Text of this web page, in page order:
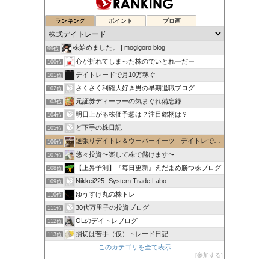
ランキング ポイント ブロ画
99位 株始めました。 | mogigoro blog
100位 心が折れてしまった株のでいとれーだー
101位 デイトレードで月10万稼ぐ
102位 さくさく利確大好き男の早期退職ブログ
103位 元証券ディーラーの気まぐれ備忘録
104位 明日上がる株価予想は？注目銘柄は？
105位 ど下手の株日記
106位 逆張りデイトレ＆ウーバーイーツ - デイトレで1日1万円稼ぐ
107位 悠々投資〜楽して株で儲けます〜
108位 【上昇予測】『毎日更新』えだまめ勝つ株ブログ
109位 Nikkei225 -System Trade Labo-
110位 ゆうすけ丸の株トレ
111位 30代万里子の投資ブログ
112位 OLのデイトレブログ
113位
損切は苦手（仮）トレード日記
このカテゴリを全て表示
参加する